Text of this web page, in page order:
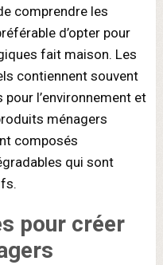
comprendre les
d’opter pour
fait maison. Les
contiennent souvent
l’environnement et
ménagers
composés
qui sont
pour créer